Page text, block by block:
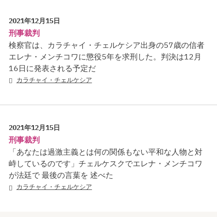
2021年12月15日
刑事裁判
検察官は、カラチャイ・チェルケシア出身の57歳の信者
エレナ・メンチコワに懲役5年を求刑した。判決は12月
16日に発表される予定だ
カラチャイ・チェルケシア
2021年12月15日
刑事裁判
「あなたは過激主義とは何の関係もない平和な人物と対
峙しているのです」チェルケスクでエレナ・メンチコワ
が法廷で 最後の言葉を 述べた
カラチャイ・チェルケシア